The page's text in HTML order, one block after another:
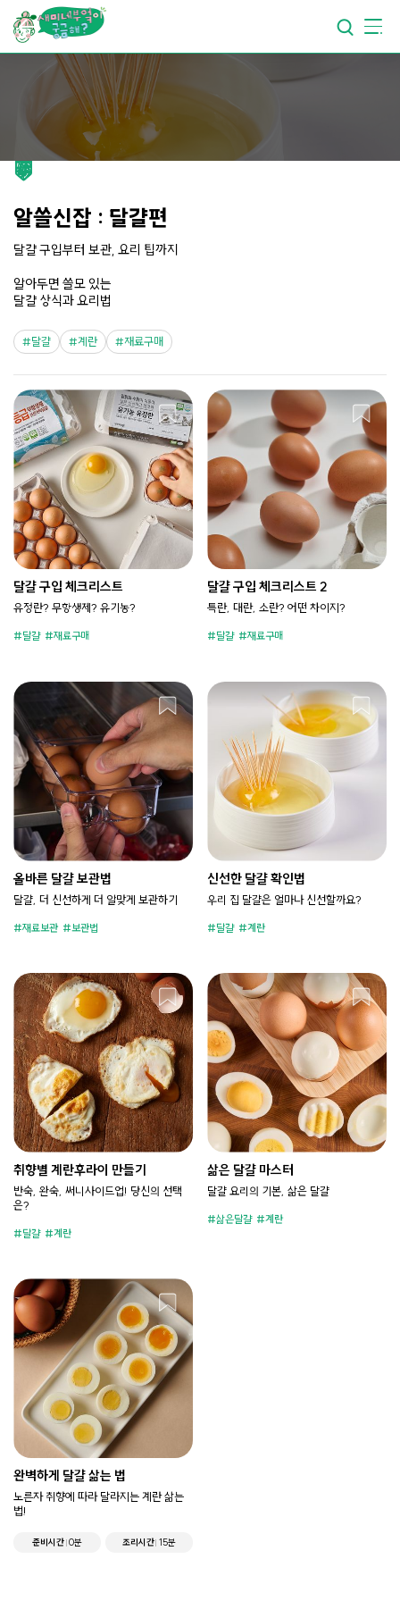
요리가건강해지는
요리가 쉬워지는
알쓸신잡 : 달걀편
달걀 구입부터 보관, 요리 팁까지
알아두면 쓸모 있는
달걀 상식과 요리법
달걀 계란 재료구매
달걀 구입 체크리스트
유정란? 무항생제? 유기농?
달걀 재료구매
달걀 구입 체크리스트 2
특란, 대란, 소란? 어떤 차이지?
달걀 재료구매
올바른 달걀 보관법
달걀, 더 신선하게 더 알맞게 보관하기
재료보관 보관법
신선한 달걀 확인법
우리 집 달걀은 얼마나 신선할까요?
달걀 계란
취향별 계란후라이 만들기
반숙, 완숙, 써니사이드업! 당신의 선택
은?
달걀 계란
삶은 달걀 마스터
달걀 요리의 기본, 삶은 달걀
삶은달걀 계란
완벽하게 달걀 삶는 법
노른자 취향에 따라 달라지는 계란 삶는
법!
준비시간 0분 조리시간 15분